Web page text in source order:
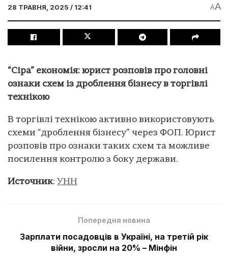
28 ТРАВНЯ, 2025 / 12:41 AA
“Сіра” економія: юрист розповів про головні
ознаки схем із дроблення бізнесу в торгівлі
технікою
В торгівлі технікою активно використовують
схеми “дроблення бізнесу” через ФОП. Юрист
розповів про ознаки таких схем та можливе
посилення контролю з боку держави.
Источник: УНН
Попередня новина
Зарплати посадовців в Україні, на третій рік
війни, зросли на 20% – Мінфін